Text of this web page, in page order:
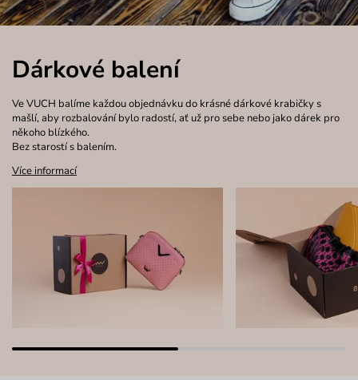
Dárkové balení
Ve VUCH balíme každou objednávku do krásné dárkové krabičky s
mašlí, aby rozbalování bylo radostí, ať už pro sebe nebo jako dárek pro
někoho blízkého.
Bez starostí s balením.
Více informací